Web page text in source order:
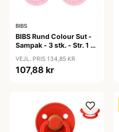
BIBS
BIBS Rund Colour Sut -
Sampak - 3 stk. - Str. 1 -
VEJL. PRIS 134,85 KR
107,88 kr